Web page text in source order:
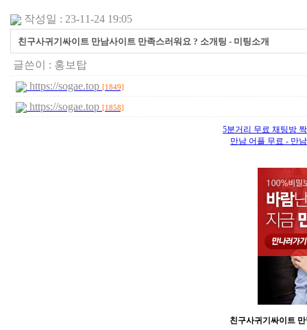
작성일 : 23-11-24 19:05
친구사귀기싸이트 만남사이트 만족스러워요 ? 소개팅 - 미­팅­소­개
글쓴이 : 홍보탑
https://sogae.top [1849]
https://sogae.top [1858]
5분거리 무료 채팅방
만남 어플 무료 - 만
친구사귀기싸이트